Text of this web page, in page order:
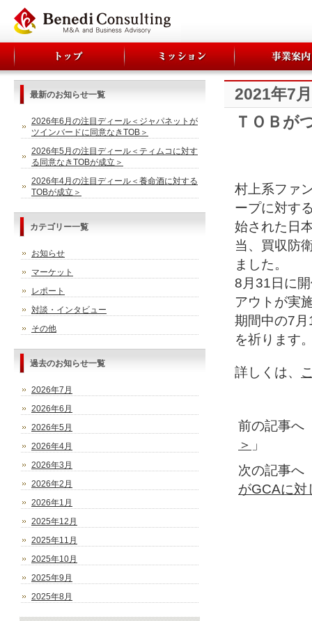
2021年7
ＴＯＢが
村上系ファ
ープに対す
始された日
当、買収防
ました。
8月31日に
アウトが実
期間中の7
を祈ります
詳しくは、
前の記事
＞ 」
次の記事
がGCAに対
最新のお知らせ一覧
2026年6月の注目ディール＜ジャパネットが
ツインバードに同意なきTOB＞
2026年5月の注目ディール＜ティムコに対す
る同意なきTOBが成立＞
2026年4月の注目ディール＜養命酒に対する
TOBが成立＞
カテゴリー一覧
お知らせ
マーケット
レポート
対談・インタビュー
その他
過去のお知らせ一覧
2026年7月
2026年6月
2026年5月
2026年4月
2026年3月
2026年2月
2026年1月
2025年12月
2025年11月
2025年10月
2025年9月
2025年8月